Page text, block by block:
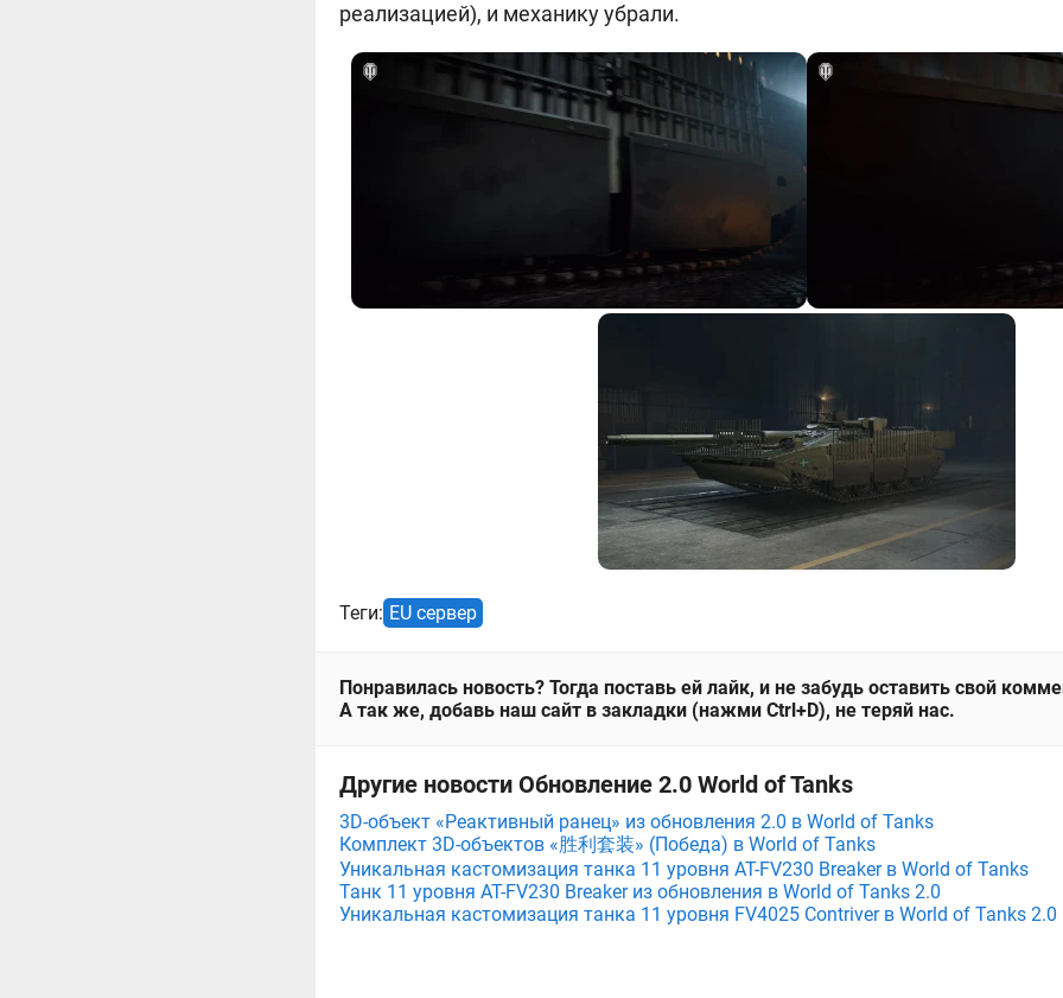
реализацией), и механику убрали.
Теги: EU сервер
Понравилась новость? Тогда поставь ей лайк, и не забудь оставить свой
А так же, добавь наш сайт в закладки (нажми Ctrl+D), не теряй нас.
Другие новости Обновление 2.0 World of Tanks
3D-объект «Реактивный ранец» из обновления 2.0 в World of Tanks
Комплект 3D-объектов «胜利套装» (Победа) в World of Tanks
Уникальная кастомизация танка 11 уровня AT-FV230 Breaker в World of Tanks
Танк 11 уровня AT-FV230 Breaker из обновления в World of Tanks 2.0
Уникальная кастомизация танка 11 уровня FV4025 Contriver в World of Tanks 2.0